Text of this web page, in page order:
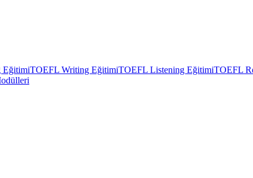
EğitimiTOEFL Writing EğitimiTOEFL Listening EğitimiTOEFL